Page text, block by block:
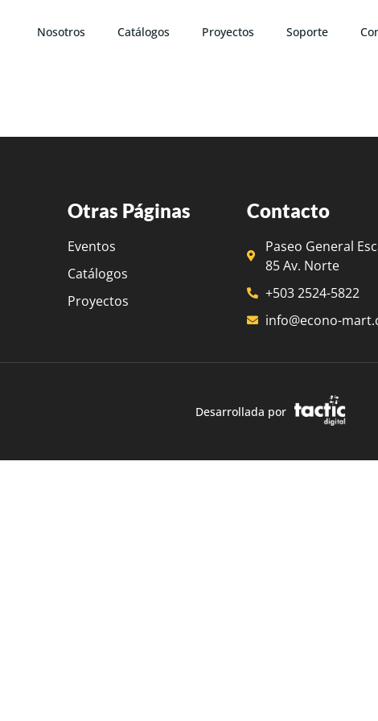
Nosotros Catálogos Proyectos Soporte
Otras Páginas
Eventos
Catálogos
Proyectos
Contacto
Paseo General
85 Av. Norte
+503 2524-5822
info@econo-
Desarrollada por